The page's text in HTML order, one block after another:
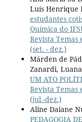
Luís Henrique
estudantes
Química do
Revista Temas
(set. - dez.)
Márden de
Zanardi,
UM ATO
Revista Temas
(jul.-dez.)
Aline Daiane
PEDAGOGIA